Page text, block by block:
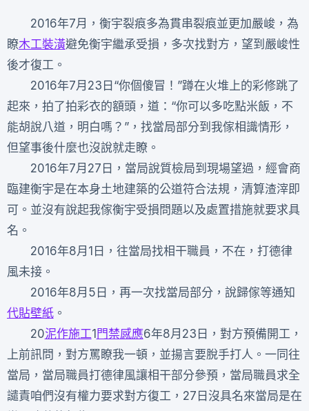
2016年7月，衡宇裂痕多為貫串裂痕並更加嚴峻，為
瞭木工裝潢避免衡宇繼承受損，多次找對方，望到嚴峻性
後才復工。
2016年7月23日“你個傻冒！”蹲在火堆上的彩修跳了
起來，拍了拍彩衣的額頭，道：“你可以多吃點米飯，不
能胡說八道，明白嗎？”，找當局部分到我傢相識情形，
但望事後什麼也沒說就走瞭。
2016年7月27日，當局說質檢局到現場望過，經會商
臨建衡宇是在本身土地建築的公道符合法規，清算渣滓即
可。並沒有說起我傢衡宇受損問題以及處置措施就要求具
名。
2016年8月1日，往當局找相干職員，不在，打德律
風未接。
2016年8月5日，再一次找當局部分，說歸傢等通知
代貼壁紙。
20泥作施工1 門禁感應6年8月23日，對方預備開工，
上前訊問，對方罵瞭我一頓，並揚言要脫手打人。一同往
當局，當局職員打德律風讓相干部分參預，當局職員求全
譴責咱們沒有權力要求對方復工，27日沒具名來當局是在